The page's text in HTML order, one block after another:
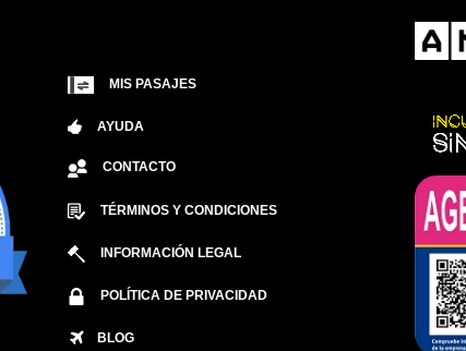
MIS PASAJES
AYUDA
CONTACTO
TÉRMINOS Y CONDICIONES
INFORMACIÓN LEGAL
POLÍTICA DE PRIVACIDAD
BLOG